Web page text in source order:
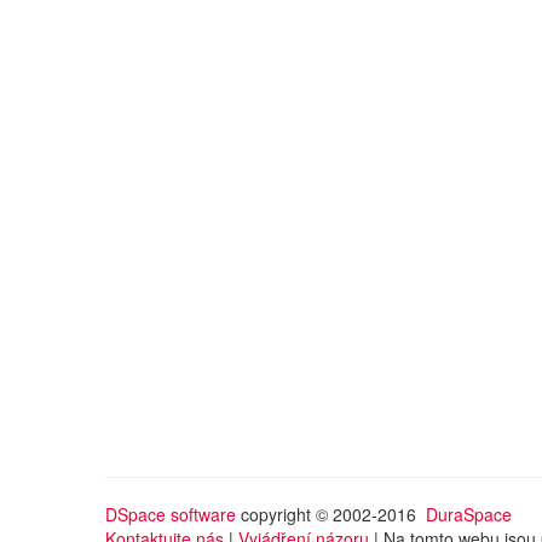
DSpace software copyright © 2002-2016 DuraSpace